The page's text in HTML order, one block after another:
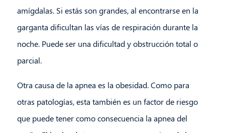
amígdalas. Si estás son grandes, al encontrarse en la
garganta dificultan las vías de respiración durante la
noche. Puede ser una dificultad y obstrucción total o
parcial.
Otra causa de la apnea es la obesidad. Como para
otras patologías, esta también es un factor de riesgo
que puede tener como consecuencia la apnea del